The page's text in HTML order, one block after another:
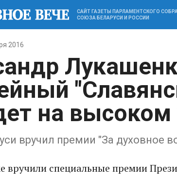
САЙТ ГАЗЕТЫ ПАРЛАМЕНТСКОГО
СОЮЗА БЕЛАРУСИ И РОССИИ
2016
на высоком
вручил премии "За духовное
вручили специальные премии